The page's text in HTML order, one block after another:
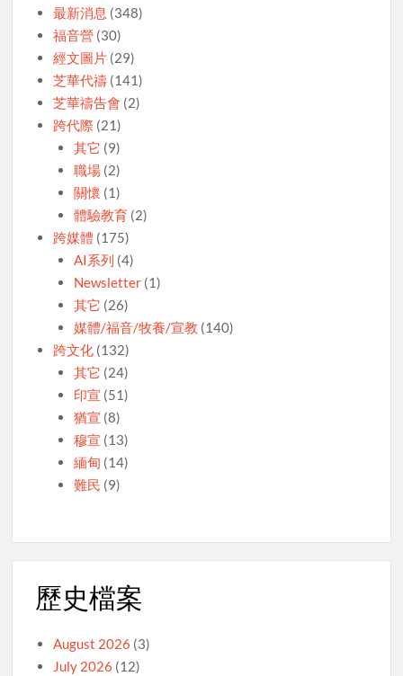
最新消息 (348)
福音營 (30)
經文圖片 (29)
芝華代禱 (141)
芝華禱告會 (2)
跨代際 (21)
其它 (9)
職場(2)
關懷 (1)
體驗教育(2)
跨媒體 (175)
AI系列 (4)
Newsletter(1)
其它 (26)
媒體/福音/牧養/宣教 (140)
跨文化 (132)
其它 (24)
印宣 (51)
猶宣 (8)
穆宣 (13)
緬甸 (14)
難民 (9)
歷史檔案
August 2026 (3)
July 2026 (12)